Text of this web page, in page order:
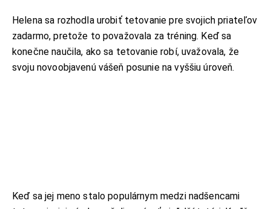
Helena sa rozhodla urobiť tetovanie pre svojich priateľov
zadarmo, pretože to považovala za tréning. Keď sa
konečne naučila, ako sa tetovanie robí, uvažovala, že
svoju novoobjavenú vášeň posunie na vyššiu úroveň.
Keď sa jej meno stalo populárnym medzi nadšencami